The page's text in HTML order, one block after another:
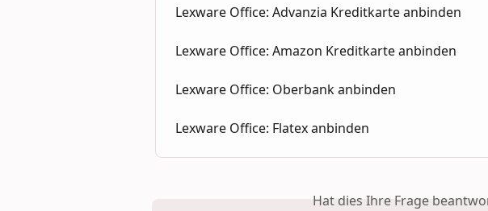
Lexware Office: Advanzia Kreditkarte anbinden
Lexware Office: Amazon Kreditkarte anbinden
Lexware Office: Oberbank anbinden
Lexware Office: Flatex anbinden
Hat dies Ihre Frage